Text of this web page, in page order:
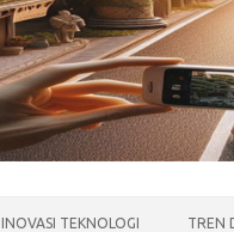
INOVASI TEKNOLOGI TREN